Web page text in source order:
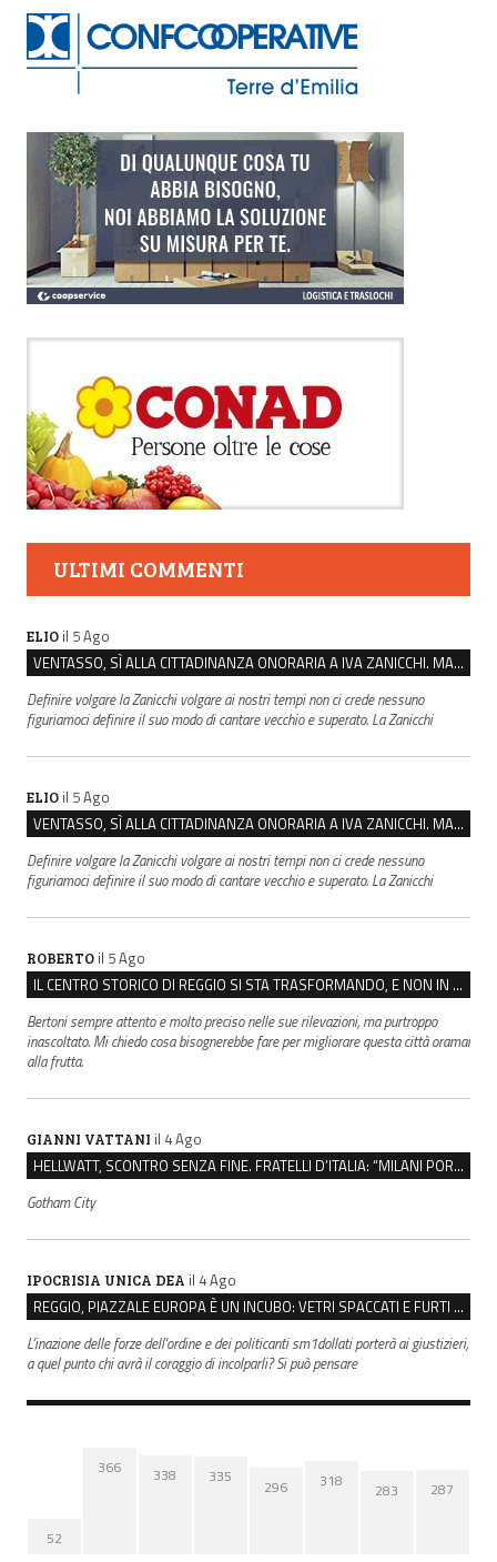
ULTIMI COMMENTI
ELIO il 5 Ago
VENTASSO, SÌ ALLA CITTADINANZA ONORARIA A IVA ZANICCHI. MA BARGIACCHI: “È DI PESSIMO GUSTO”
Definire volgare la Zanicchi volgare ai nostri tempi non ci crede nessuno
figuriamoci definire il suo modo di cantare vecchio e superato. La Zanicchi
ELIO il 5 Ago
VENTASSO, SÌ ALLA CITTADINANZA ONORARIA A IVA ZANICCHI. MA BARGIACCHI: “È DI PESSIMO GUSTO”
Definire volgare la Zanicchi volgare ai nostri tempi non ci crede nessuno
figuriamoci definire il suo modo di cantare vecchio e superato. La Zanicchi
ROBERTO il 5 Ago
IL CENTRO STORICO DI REGGIO SI STA TRASFORMANDO, E NON IN MEGLIO
Bertoni sempre attento e molto preciso nelle sue rilevazioni, ma purtroppo
inascoltato. Mi chiedo cosa bisognerebbe fare per migliorare questa città oramai
alla frutta.
GIANNI VATTANI il 4 Ago
HELLWATT, SCONTRO SENZA FINE. FRATELLI D’ITALIA: “MILANI PORTA DOCUMENTI, DE FRANCO INSULTI”
Gotham City
IPOCRISIA UNICA DEA il 4 Ago
REGGIO, PIAZZALE EUROPA È UN INCUBO: VETRI SPACCATI E FURTI SULLE AUTO IN SOSTA
L'inazione delle forze dell'ordine e dei politicanti sm1dollati porterà ai giustizieri,
a quel punto chi avrà il coraggio di incolparli? Si può pensare
52
366 338 335
296 318 283 287